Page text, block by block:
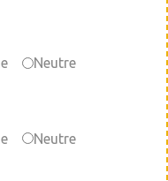
Neutre
Neutre